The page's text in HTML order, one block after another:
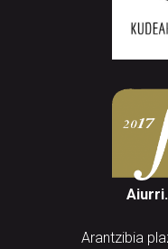
Arantzibia